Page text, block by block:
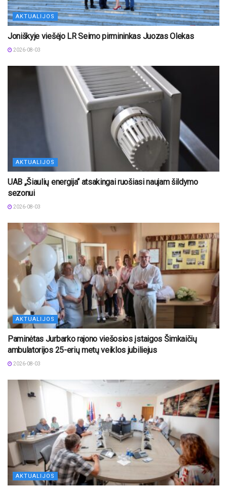
AKTUALIJOS
Joniškyje viešėjo LR Seimo pirmininkas Juozas Olekas
2026-08-03
AKTUALIJOS
UAB „Šiaulių energija“ atsakingai ruošiasi naujam šildymo
sezonui
2026-08-03
AKTUALIJOS
Paminėtas Jurbarko rajono viešosios įstaigos Šimkaičių
ambulatorijos 25-erių metų veiklos jubiliejus
2026-08-03
AKTUALIJOS